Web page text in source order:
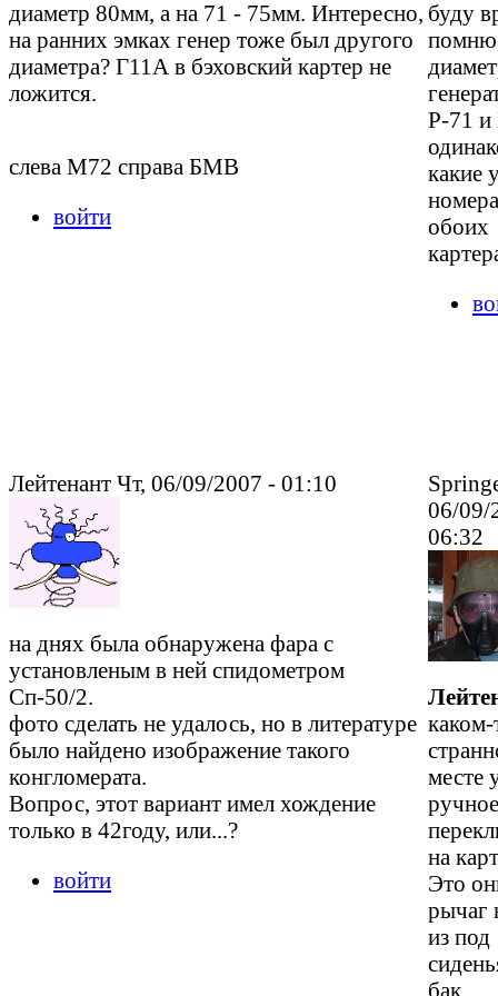
диаметр 80мм, а на 71 - 75мм. Интересно,
на ранних эмках генер тоже был другого
диаметра? Г11А в бэховский картер не
ложится.
слева М72 справа БМВ
войти
буду
Р-71
какие
обоих
Лейтенант Чт, 06/09/2007 - 01:10
на днях была обнаружена фара с
установленым в ней спидометром
Сп-50/2.
фото сделать не удалось, но в литературе
было найдено изображение такого
конгломерата.
Вопрос, этот вариант имел хождение
только в 42году, или...?
войти
06/09/
06:32
каком-
месте
ручное
на
Это
из под
бак